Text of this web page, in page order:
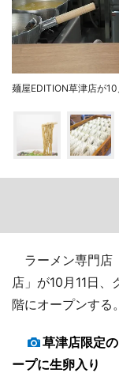
麺屋EDITION草津店が
ラーメン専門店
店」が10月11日
階にオープンする。
草津店限定
ープに生卵入り